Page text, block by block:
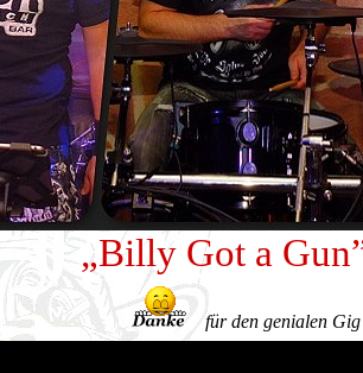
„Billy Got a
für den genialen